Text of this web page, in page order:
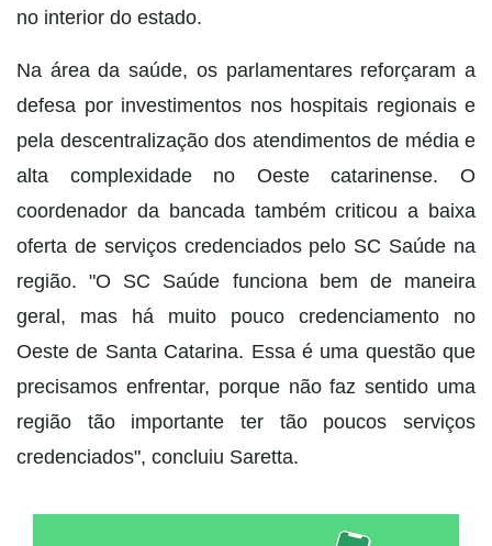
no interior do estado.
Na área da saúde, os parlamentares reforçaram a
defesa por investimentos nos hospitais regionais e
pela descentralização dos atendimentos de média e
alta complexidade no Oeste catarinense. O
coordenador da bancada também criticou a baixa
oferta de serviços credenciados pelo SC Saúde na
região. "O SC Saúde funciona bem de maneira
geral, mas há muito pouco credenciamento no
Oeste de Santa Catarina. Essa é uma questão que
precisamos enfrentar, porque não faz sentido uma
região tão importante ter tão poucos serviços
credenciados", concluiu Saretta.